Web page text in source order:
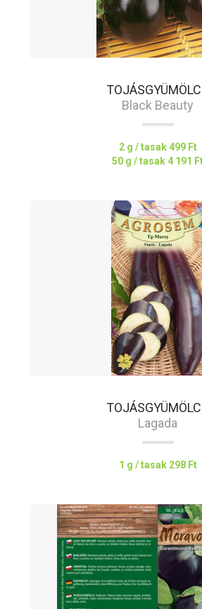
Black Beauty
2 g / tasak 499 Ft
50 g / tasak 4 191
Lagada
1 g / tasak 298 Ft